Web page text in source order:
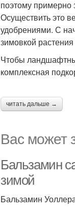
поэтому примерно
Осуществить это
удобрениями. С
зимовкой
Чтобы
комплексная
читать дальше →
Вас может
Бальзамин
зимой
Бальзамин